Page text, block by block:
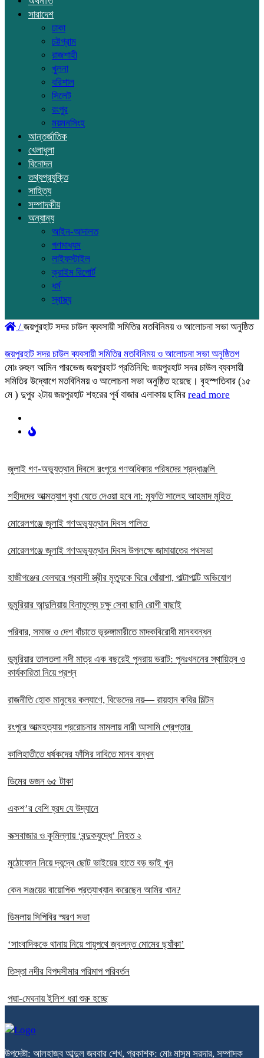
সারাদেশ
ঢাকা
চট্টগ্রাম
রাজশাহী
খুলনা
বরিশাল
সিলেট
রংপুর
ময়মনসিংহ
আন্তর্জাতিক
খেলাধুলা
বিনোদন
তথ্যপ্রযুক্তি
সাহিত্য
সম্পাদকীয়
অন্যান্য
আইন-আদালত
গণমাধ্যম
লাইফস্টাইল
ক্রাইম রিপোর্ট
ধর্ম
স্বাস্থ্য
/ জয়পুরহাট সদর চাউল ব্যবসায়ী সমিতির মতবিনিময় ও আলোচনা সভা অনুষ্ঠিত
জয়পুরহাট সদর চাউল ব্যবসায়ী সমিতির মতবিনিময় ও আলোচনা সভা অনুষ্ঠিতগ
মোঃ রুহুল আমিন পারভেজ জয়পুরহাট প্রতিনিধি: জয়পুরহাট সদর চাউল ব্যবসায়ী
সমিতির উদ্যোগে মতবিনিময় ও আলোচনা সভা অনুষ্ঠিত হয়েছে। বৃহস্পতিবার (১৫
মে ) দুপুর ২টায় জয়পুরহাট শহরের পূর্ব বাজার এলাকায় ছামির read more
‎জুলাই গণ-অভ্যুত্থান দিবসে রংপুরে গণঅধিকার পরিষদের শ্রদ্ধাঞ্জলি ‎
‎শহীদদের আত্মত্যাগ বৃথা যেতে দেওয়া হবে না: মুফতি সালেহ আহমাদ মুহিত ‎
মোরেলগঞ্জে জুলাই গণঅভ্যুত্থান দিবস পালিত
মোরেলগঞ্জে জুলাই গণঅভ্যুত্থান দিবস উপলক্ষে জামায়াতের পথসভা
হাজীগঞ্জের বেলঘরে প্রবাসী স্ত্রীর মৃত্যুকে ঘিরে ধোঁয়াশা, পাল্টাপাল্টি অভিযোগ
ডুমুরিয়ার আন্দুলিয়ায় বিনামূল্যে চক্ষু সেবা ছানি রোগী বাছাই
পরিবার, সমাজ ও দেশ বাঁচাতে ভূরুঙ্গামারীতে মাদকবিরোধী মানববন্ধন
ডুমুরিয়ার তালতলা নদী মাত্র এক বছরেই পুনরায় ভরাট: পুনঃখননের স্থায়িত্ব ও
কার্যকারিতা নিয়ে প্রশ্ন
রাজনীতি হোক মানুষের কল্যাণে, বিভেদের নয়— রায়হান কবির মিল্টন
রংপুরে আত্মহত্যায় প্ররোচনার মামলায় নারী আসামি গ্রেপ্তার ‎
কালিহাতীতে ধর্ষকদের ফাঁসির দাবিতে মানব বন্ধন
ডিমের ডজন ৬৫ টাকা
একশ’র বেশি হ্রদ যে উদ্যানে
কক্সবাজার ও কুমিল্লায় ‘বন্দুকযুদ্ধে’ নিহত ২
মুঠোফোন নিয়ে দ্বন্দ্বে ছোট ভাইয়ের হাতে বড় ভাই খুন
কেন সঞ্জয়ের বায়োপিক প্রত্যাখ্যান করেছেন আমির খান?
ডিমলায় সিপিবির স্মরণ সভা
‘সাংবাদিককে থানায় নিয়ে পায়ুপথে জ্বলন্ত মোমের ছ্যাঁকা’
তিস্তা নদীর বিপদসীমার পরিমাপ পরিবর্তন
পদ্মা-মেঘনায় ইলিশ ধরা শুরু হচ্ছে
উপদেষ্টা: আলহাজ্ব আব্দুল জববার শেখ, প্রকাশক: মোঃ মাসুম সরদার, সম্পাদক